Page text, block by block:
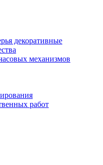
декоративные
механизмов
работ